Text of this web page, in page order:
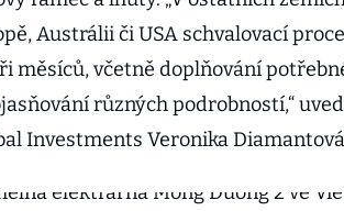
Austrálii či USA schvalovací
měsíců, včetně doplňování
různých podrobností,“
Investments Veronika